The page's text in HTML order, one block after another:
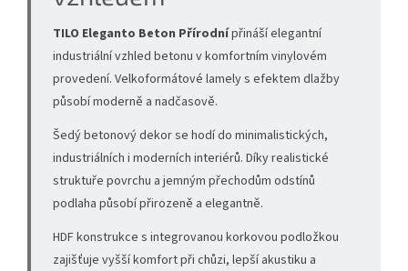
TILO Eleganto Beton Přírodnípřináší elegantní
industriální vzhled betonu v komfortním vinylovém
provedení. Velkoformátové lamely s efektem dlažby
působí moderně a nadčasově.
Šedý betonový dekor se hodí do minimalistických,
industriálních i moderních interiérů. Díky realistické
struktuře povrchu a jemným přechodům odstínů
podlaha působí přirozeně a elegantně.
HDF konstrukce s integrovanou korkovou podložkou
zajišťuje vyšší komfort při chůzi, lepší akustiku a